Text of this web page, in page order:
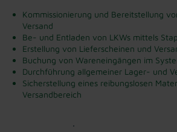
Kommissionierung und Bereitstellung
Versand
Be- und Entladen von LKWs mittels
Erstellung von Lieferscheinen und
Buchung von Wareneingängen im
Durchführung allgemeiner Lager- und
Sicherstellung eines reibungslosen
Versandbereich